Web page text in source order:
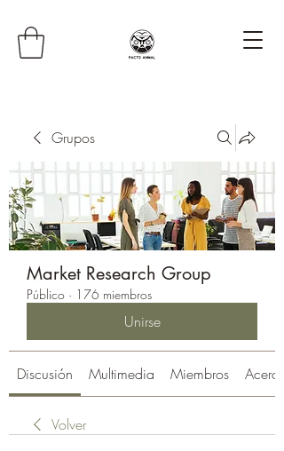
Grupos
Market Research Group
Público · 176 miembros
Unirse
Discusión Multimedia Miembros Acerca
Volver